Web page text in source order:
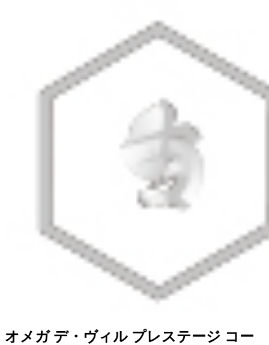
オメガ デ・ヴィル プレステージ コー